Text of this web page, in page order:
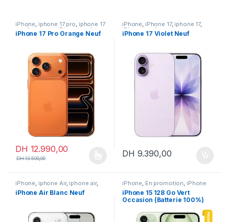
iPhone, iphone 17 pro, iphone 17
pro & pro max iPhone neuf
iPhone 17 Pro Orange Neuf
DH 12.990,00
DH13.500,00
Ce produit a plusieurs variations. Les options peuvent être
iPhone, iPhone 17, iphone 17,
iPhone neuf
iPhone 17 Violet Neuf
DH 9.390,00
iPhone, iphone Air, iphone air,
iPhone neuf
iPhone Air Blanc Neuf
iPhone, En promotion, iPhone
15, iPhone occasion
iPhone 15 128 Go Vert
Occasion (Batterie 100%)